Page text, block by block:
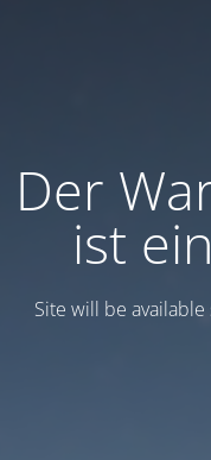
Der
ist
Site will be available